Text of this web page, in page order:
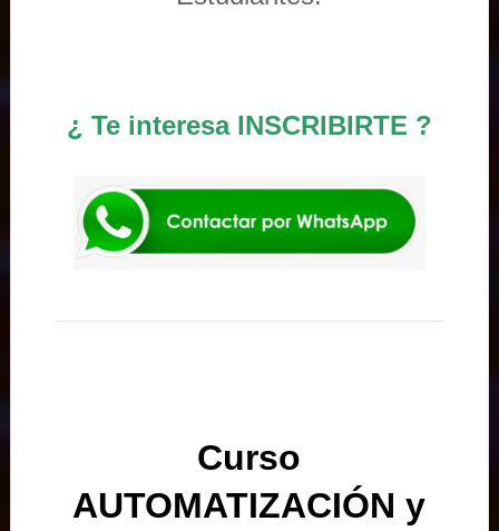
¿ Te interesa INSCRIBIRTE ?
Curso
AUTOMATIZACIÓN y